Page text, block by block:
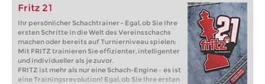
Fritz 21
Ihr persönlicher Schachtrainer - Egal, ob Sie Ihre
ersten Schritte in die Welt des Vereinsschachs
machen oder bereits auf Turnierniveau spielen:
Mit FRITZ trainieren Sie effizienter, intelligenter
und individueller als je zuvor.
FRITZ ist mehr als nur eine Schach-Engine – es ist
eine Trainingsrevolution! Egal, ob Sie Ihre ersten